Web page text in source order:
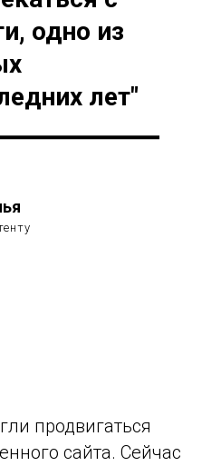
одно из
лет"
продвигаться
сайта. Сейчас